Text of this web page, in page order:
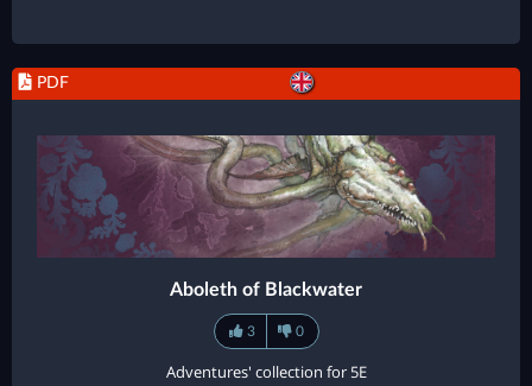
PDF
Aboleth of Blackwater
3 0
Adventures' collection for 5E